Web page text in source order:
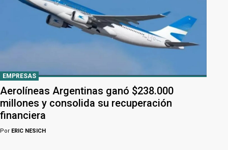
EMPRESAS
Aerolíneas Argentinas ganó $238.000
millones y consolida su recuperación
financiera
Por ERIC NESICH